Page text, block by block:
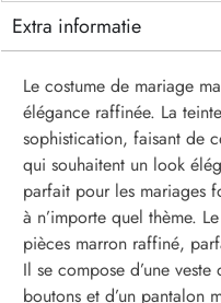
Extra informatie
Le costume de mariage
élégance raffinée. La
sophistication, faisant de
qui souhaitent un look
parfait pour les mariages
à n’importe quel thème.
pièces marron raffiné,
Il se compose d’une
boutons et d’un pantalon